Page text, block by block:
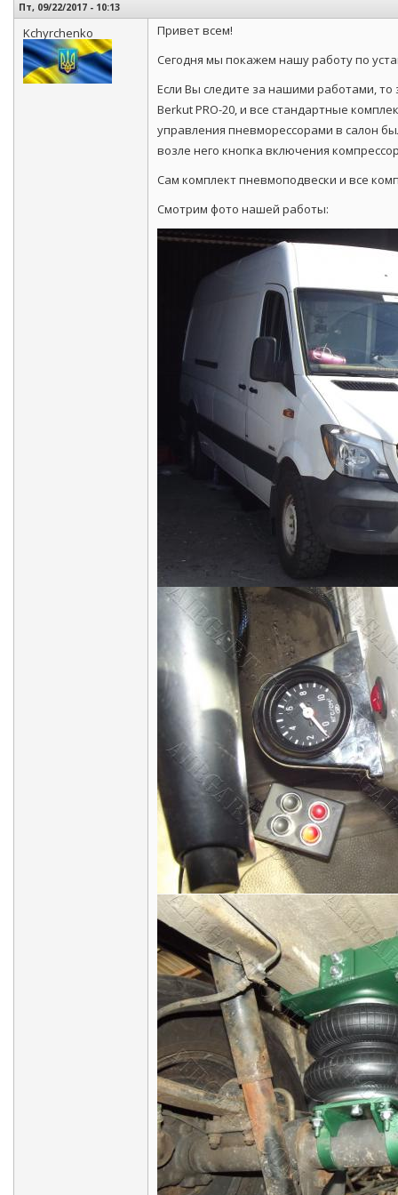
Пт, 09/22/2017 - 10:13
Kchyrchenko
Привет всем!
Сегодня мы покажем нашу работу по
Если Вы следите за нашими работами, то
Berkut PRO-20, и все стандартные
управления пневморессорами в салон
возле него кнопка включения
Сам комплект пневмоподвески и все
Смотрим фото нашей работы: